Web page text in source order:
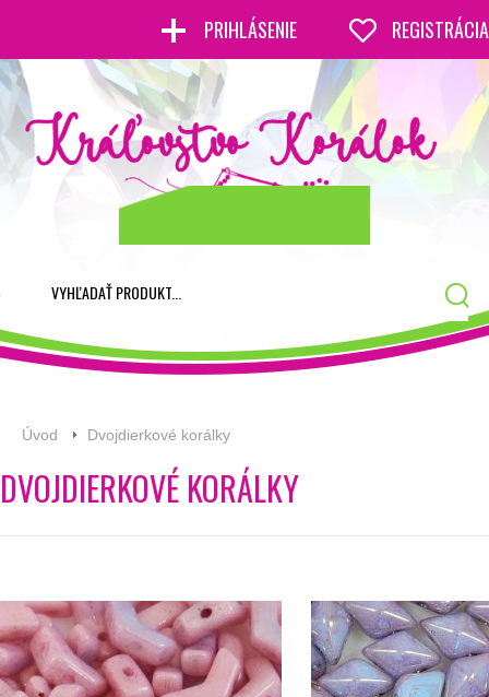
PRIHLÁSENIE REGISTRÁCIA
Úvod Dvojdierkové korálky
DVOJDIERKOVÉ KORÁLKY